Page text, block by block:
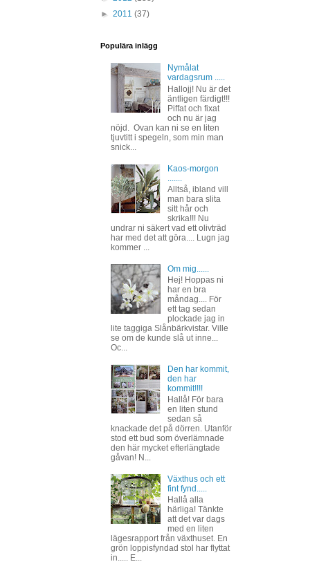
► 2011 (37)
Populära inlägg
Nymålat
vardagsrum .....
Hallojj! Nu är det
äntligen färdigt!!!
Piffat och fixat
och nu är jag
nöjd. Ovan kan ni se en liten
tjuvtitt i spegeln, som min man
snick...
Kaos-morgon
Alltså, ibland vill
man bara slita
sitt hår och
skrika!!! Nu
undrar ni säkert vad ett olivträd
har med det att göra.... Lugn jag
kommer ...
Om mig......
Hej! Hoppas ni
har en bra
måndag.... För
ett tag sedan
plockade jag in
lite taggiga Slånbärkvistar. Ville
se om de kunde slå ut inne...
Oc...
Den har kommit,
den har
kommit!!!!
Hallå! För bara
en liten stund
sedan så
knackade det på dörren. Utanför
stod ett bud som överlämnade
den här mycket efterlängtade
gåvan! N...
Växthus och ett
fint fynd.....
Hallå alla
härliga! Tänkte
att det var dags
med en liten
lägesrapport från växthuset. En
grön loppisfyndad stol har flyttat
in..... E...